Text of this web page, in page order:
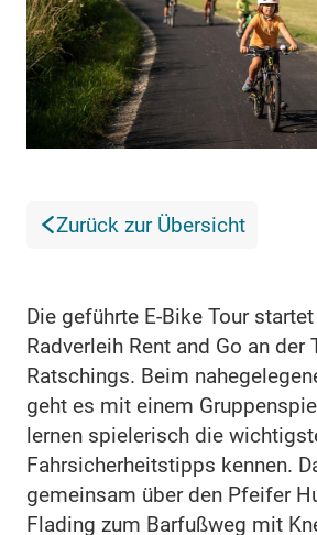
Zurück zur Übersicht
Die geführte E-Bike Tour
Radverleih Rent and Go an der
Ratschings. Beim
geht es mit einem
lernen spielerisch die
Fahrsicherheitstipps kennen.
gemeinsam über den Pfeifer
Flading zum Barfußweg mit